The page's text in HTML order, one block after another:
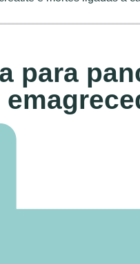
para